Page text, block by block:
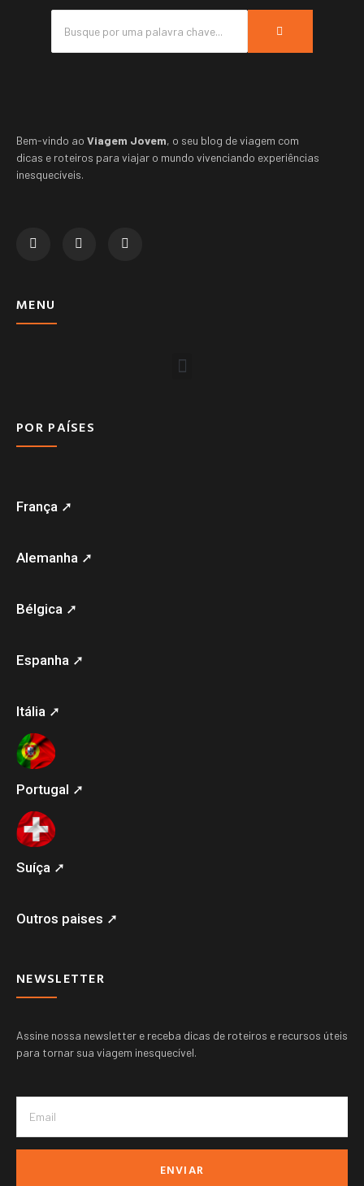
Bem-vindo ao Viagem Jovem, o seu blog de viagem com
dicas e roteiros para viajar o mundo vivenciando experiências
inesquecíveis.
MENU
POR PAÍSES
França ➚
Alemanha ➚
Bélgica ➚
Espanha ➚
Itália ➚
Portugal ➚
Suíça ➚
Outros paises ➚
NEWSLETTER
Assine nossa newsletter e receba dicas de roteiros e recursos úteis
para tornar sua viagem inesquecível.
ENVIAR